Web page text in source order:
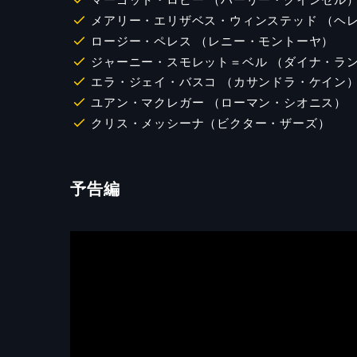
メアリー・エリザベス・ウィンステッド （ヘ
ロージー・ペレス （レニー・モントーヤ）
ジャーニー・スモレット＝ベル （ダイナ・ラン
エラ・ジェイ・バスコ （カサンドラ・ケイン）
ユアン・マクレガー （ローマン・シオニス）
クリス・メッシーナ（ビクター・ザーズ）
予告編